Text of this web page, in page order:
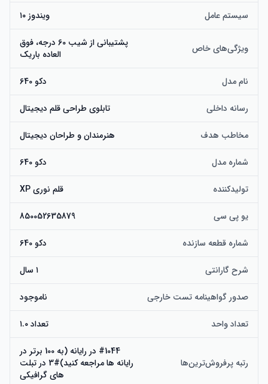
سیستم عامل ویندوز ۱۰
ویژگی‌های خاص
پشتیبانی از شیب 60 درجه، فوق
العاده باریک
نام مدل دکو 640
رسانه داخلی تابلوی طراحی قلم دیجیتال
مخاطب هدف هنرمندان و طراحان دیجیتال
شماره مدل دکو 640
تولیدکننده قلم نوری XP
یو پی سی 850052635879
شماره قطعه سازنده دکو 640
شرح گارانتی ۱ سال
صدور گواهینامه تست خارجی ناموجود
تعداد واحد تعداد ۱.۰
رتبه پرفروش‌ترین‌ها
#1044 در رایانه (به 100 برتر در
رایانه ها مراجعه کنید)#3 در تبلت
های گرافیکی